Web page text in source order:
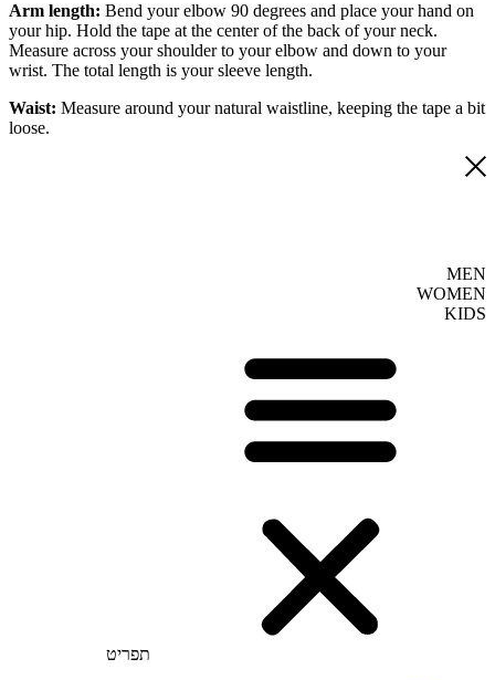
Arm length: Bend your elbow 90 degrees and place your hand on
your hip. Hold the tape at the center of the back of your neck.
Measure across your shoulder to your elbow and down to your
wrist. The total length is your sleeve length.
Waist: Measure around your natural waistline, keeping the tape a bit
loose.
MEN
WOMEN
KIDS
תפריט